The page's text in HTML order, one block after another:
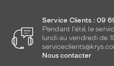
Service Clients : 09
Pendant l'été, le
lundi au vendredi de
Nous contacter